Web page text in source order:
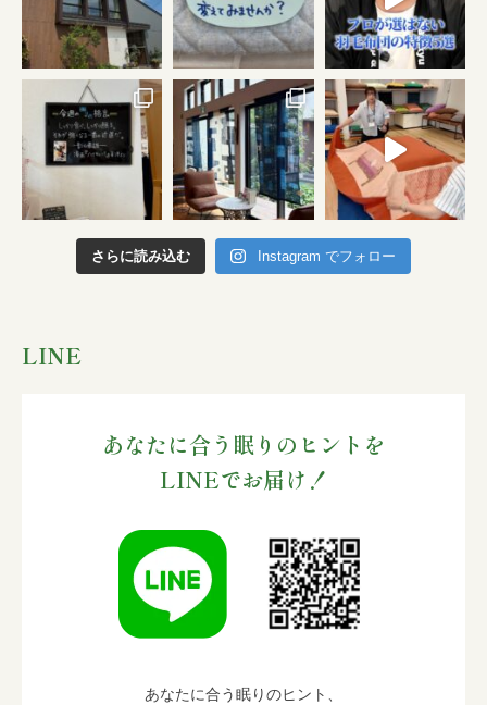
さらに読み込む Instagram でフォロー
LINE
あなたに合う眠りのヒントを
LINEでお届け！
あなたに合う眠りのヒント、